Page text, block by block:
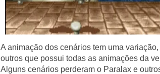
A animação dos cenários tem uma
outros que possui todas as animações da
Alguns cenários perderam o Paralax e